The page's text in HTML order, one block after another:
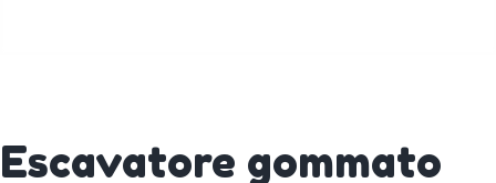
Escavatore gommato